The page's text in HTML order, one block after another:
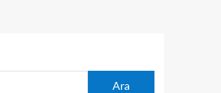
Ara